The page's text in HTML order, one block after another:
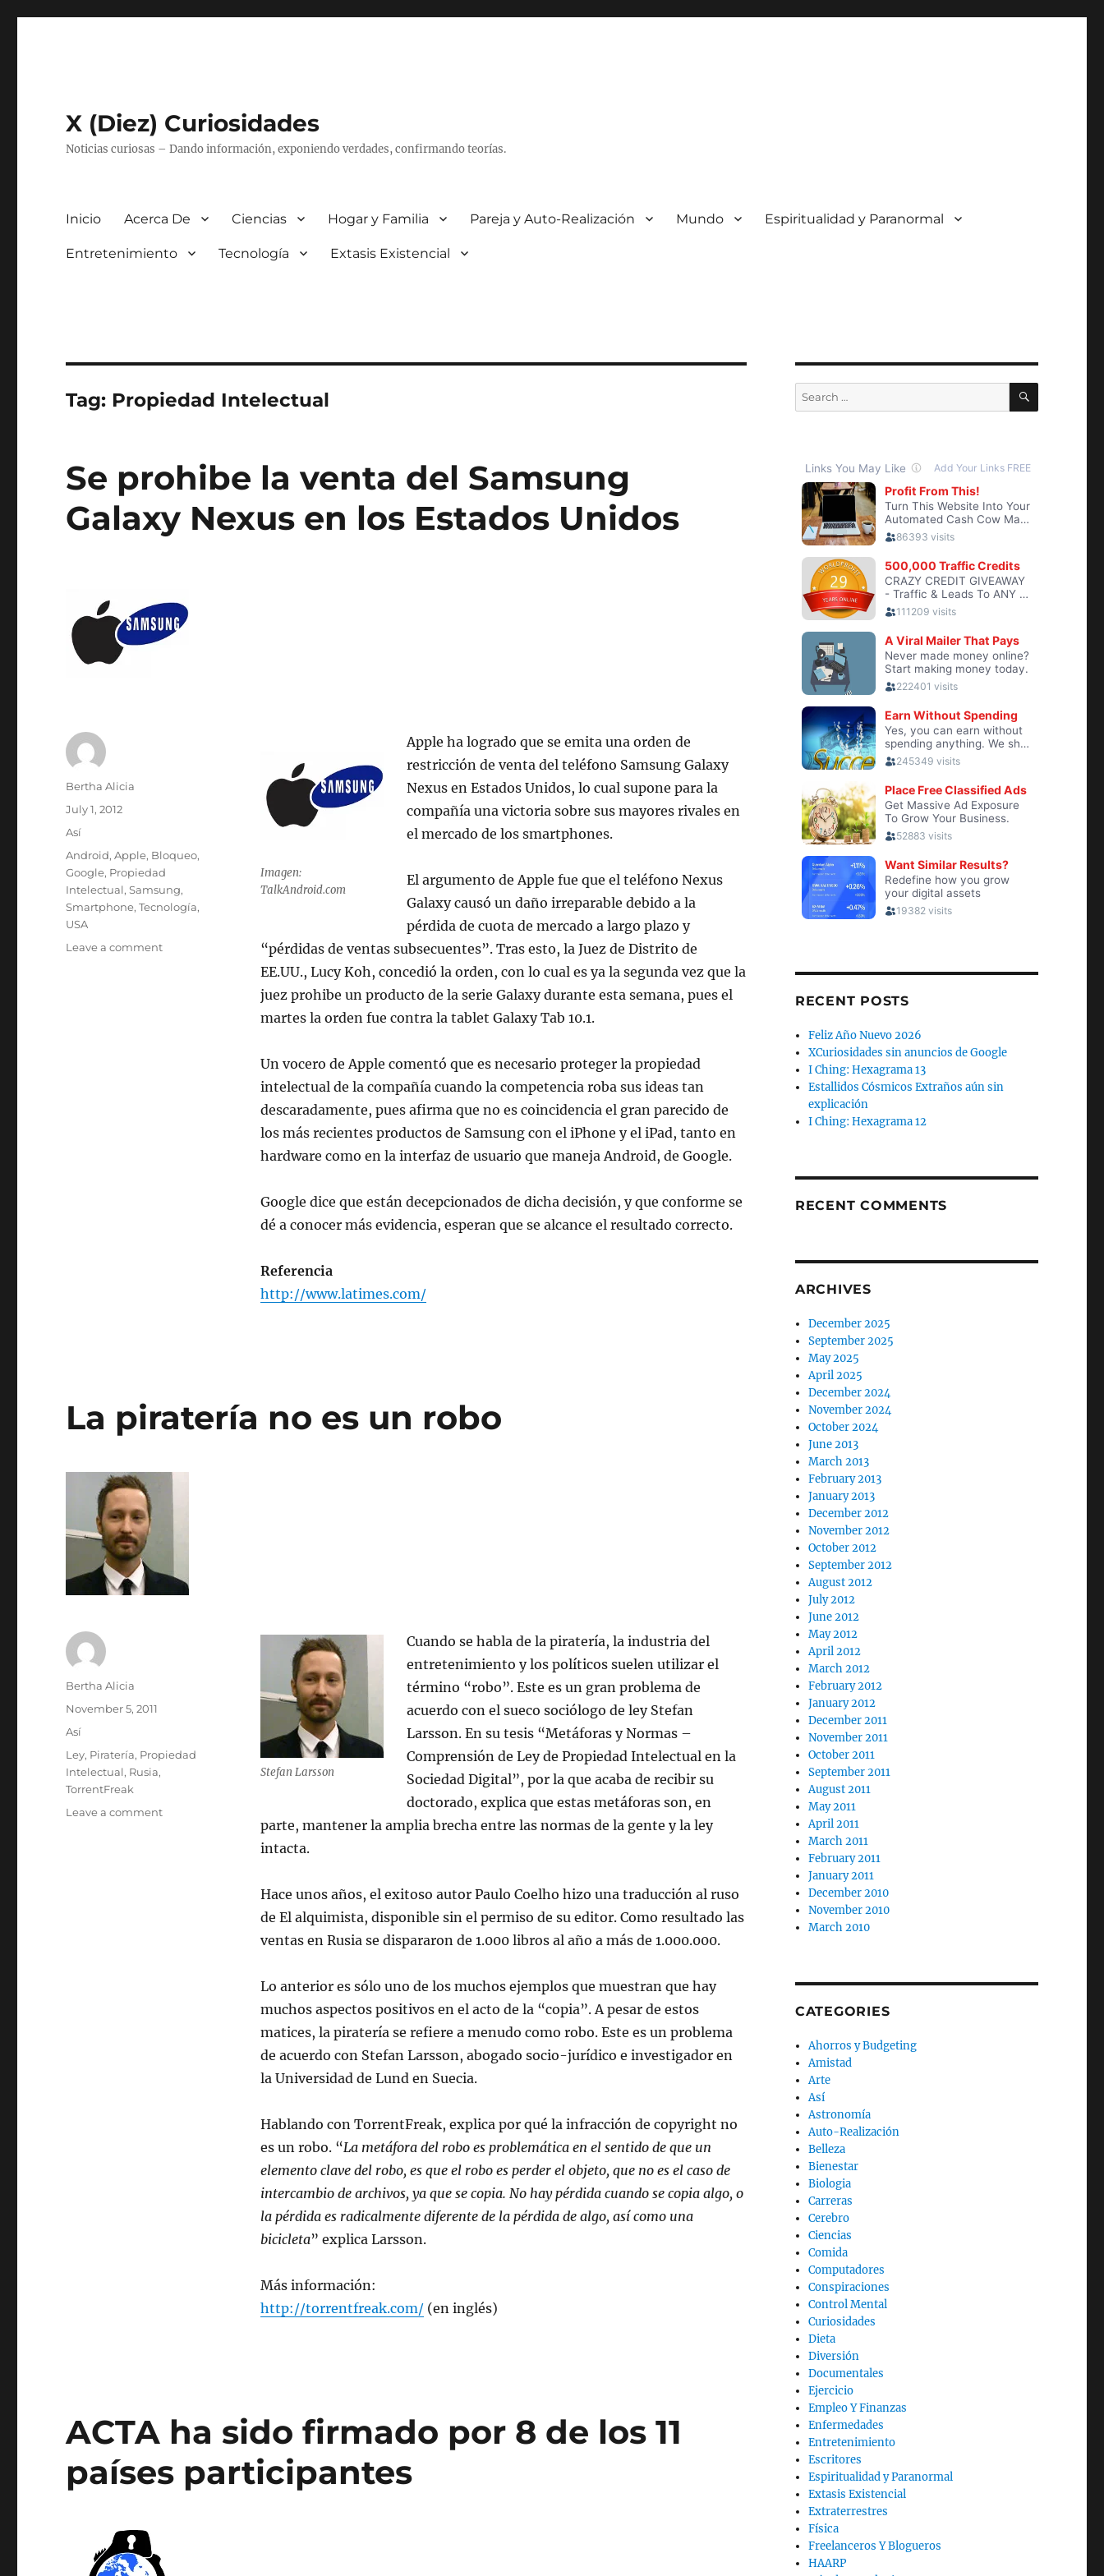
X (Diez) Curiosidades
Noticias curiosas – Dando información, exponiendo verdades, confirmando teorías.
Inicio Acerca De Ciencias Hogar y Familia Pareja y Auto-Realización Mundo Espiritualidad y Paranormal
Entretenimiento Tecnología Extasis Existencial
Tag: Propiedad Intelectual
Se prohibe la venta del Samsung
Galaxy Nexus en los Estados Unidos
Imagen:
TalkAndroid.com
Apple ha logrado que se emita una orden de
restricción de venta del teléfono Samsung Galaxy
Nexus en Estados Unidos, lo cual supone para la
compañía una victoria sobre sus mayores rivales en
el mercado de los smartphones.
El argumento de Apple fue que el teléfono Nexus
Galaxy causó un daño irreparable debido a la
pérdida de cuota de mercado a largo plazo y
“pérdidas de ventas subsecuentes”. Tras esto, la Juez de Distrito de
EE.UU., Lucy Koh, concedió la orden, con lo cual es ya la segunda vez que la
juez prohibe un producto de la serie Galaxy durante esta semana, pues el
martes la orden fue contra la tablet Galaxy Tab 10.1.
Un vocero de Apple comentó que es necesario proteger la propiedad
intelectual de la compañía cuando la competencia roba sus ideas tan
descaradamente, pues afirma que no es coincidencia el gran parecido de
los más recientes productos de Samsung con el iPhone y el iPad, tanto en
hardware como en la interfaz de usuario que maneja Android, de Google.
Google dice que están decepcionados de dicha decisión, y que conforme se
dé a conocer más evidencia, esperan que se alcance el resultado correcto.
Referencia
http://www.latimes.com/
Author
Bertha Alicia
Posted
July 1, 2012
Categories
Así
Tags
Android,Apple, Bloqueo,
Google, Propiedad
Intelectual,Samsung,
Smartphone,Tecnología,
USA
Leave a commenton
La piratería no es un robo
Stefan Larsson
Cuando se habla de la piratería, la industria del
entretenimiento y los políticos suelen utilizar el
término “robo”. Este es un gran problema de
acuerdo con el sueco sociólogo de ley Stefan
Larsson. En su tesis “Metáforas y Normas –
Comprensión de Ley de Propiedad Intelectual en la
Sociedad Digital”, por la que acaba de recibir su
doctorado, explica que estas metáforas son, en
parte, mantener la amplia brecha entre las normas de la gente y la ley
intacta.
Hace unos años, el exitoso autor Paulo Coelho hizo una traducción al ruso
de El alquimista, disponible sin el permiso de su editor. Como resultado las
ventas en Rusia se dispararon de 1.000 libros al año a más de 1.000.000.
Lo anterior es sólo uno de los muchos ejemplos que muestran que hay
muchos aspectos positivos en el acto de la “copia”. A pesar de estos
matices, la piratería se refiere a menudo como robo. Este es un problema
de acuerdo con Stefan Larsson, abogado socio-jurídico e investigador en
la Universidad de Lund en Suecia.
Hablando con TorrentFreak, explica por qué la infracción de copyright no
es un robo. “La metáfora del robo es problemática en el sentido de que un
elemento clave del robo, es que el robo es perder el objeto, que no es el caso de
intercambio de archivos, ya que se copia. No hay pérdida cuando se copia algo, o
la pérdida es radicalmente diferente de la pérdida de algo, así como una
bicicleta” explica Larsson.
Más información:
http://torrentfreak.com/(en inglés)
Author
Bertha Alicia
Posted
November 5, 2011
Categories
Así
Tags
Ley, Piratería, Propiedad
Intelectual, Rusia,
TorrentFreak
Leave a commenton
ACTA ha sido firmado por 8 de los 11
países participantes
Search
for:
SEARCH
RECENT POSTS
Feliz Año Nuevo 2026
XCuriosidades sin anuncios de Google
I Ching: Hexagrama 13
Estallidos Cósmicos Extraños aún sin
explicación
I Ching: Hexagrama 12
RECENT COMMENTS
ARCHIVES
December 2025
September 2025
May 2025
April 2025
December 2024
November 2024
October 2024
June 2013
March 2013
February 2013
January 2013
December 2012
November 2012
October 2012
September 2012
August 2012
July 2012
June 2012
May 2012
April 2012
March 2012
February 2012
January 2012
December 2011
November 2011
October 2011
September 2011
August 2011
May 2011
April 2011
March 2011
February 2011
January 2011
December 2010
November 2010
March 2010
CATEGORIES
Ahorros y Budgeting
Amistad
Arte
Así
Astronomía
Auto-Realización
Belleza
Bienestar
Biologia
Carreras
Cerebro
Ciencias
Comida
Computadores
Conspiraciones
Control Mental
Curiosidades
Dieta
Diversión
Documentales
Ejercicio
Empleo Y Finanzas
Enfermedades
Entretenimiento
Escritores
Espiritualidad y Paranormal
Extasis Existencial
Extraterrestres
Física
Freelanceros Y Blogueros
HAARP